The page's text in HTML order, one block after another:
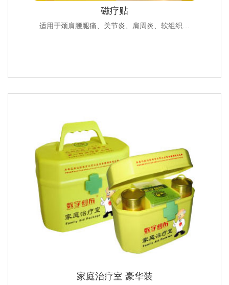
磁疗贴
适用于颈肩腰腿痛、关节炎、肩周炎、软组织…
家庭治疗室 豪华装